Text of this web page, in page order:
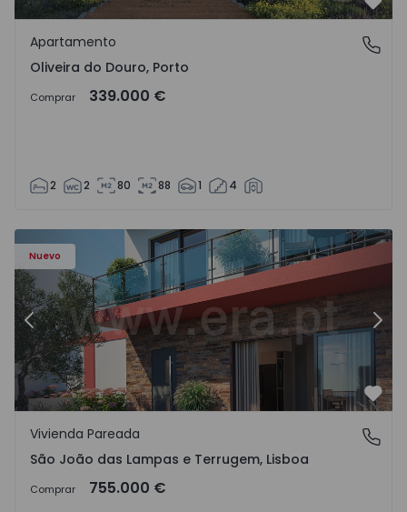
Oliveira do Douro, Porto
Apartamento
Oliveira do Douro, Porto
Comprar 339.000 €
2 2 80 88 1 4
Nuevo
Anterior
São João das Lampas e Terrugem, Lisboa
Vivienda Pareada
São João das Lampas e Terrugem, Lisboa
Comprar 755.000 €